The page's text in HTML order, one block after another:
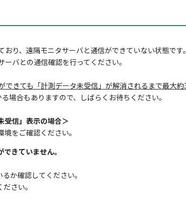
り、遠隔モニタサーバと通信ができていない状態です。
バとの通信確認を行ってください。
できても「計測データ未受信」が解消されるまで最大約
場合もありますので、しばらくお待ちください。
受信」表示の場合＞
をご確認ください。
きていません。
か確認してください。
さい。